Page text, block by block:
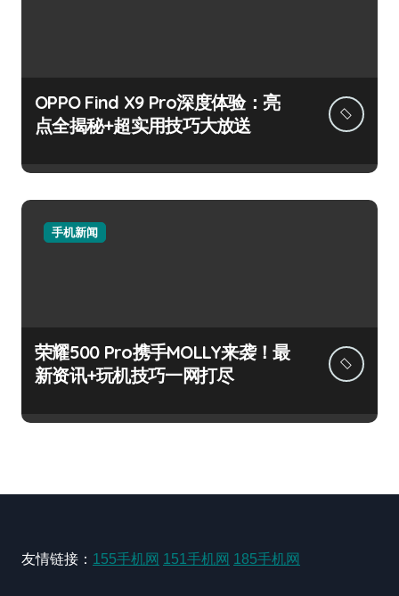
OPPO Find X9 Pro深度体验：亮
点全揭秘+超实用技巧大放送
手机新闻
荣耀500 Pro携手MOLLY来袭！最
新资讯+玩机技巧一网打尽
友情链接： 155手机网 151手机网 185手机网